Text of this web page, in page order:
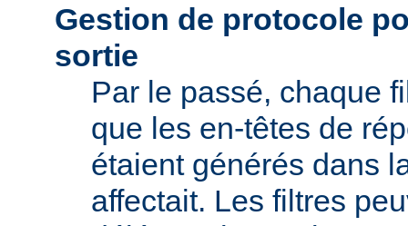
Gestion de protocole
sortie
Par le passé, chaque
que les en-têtes de
étaient générés dans
affectait. Les filtres